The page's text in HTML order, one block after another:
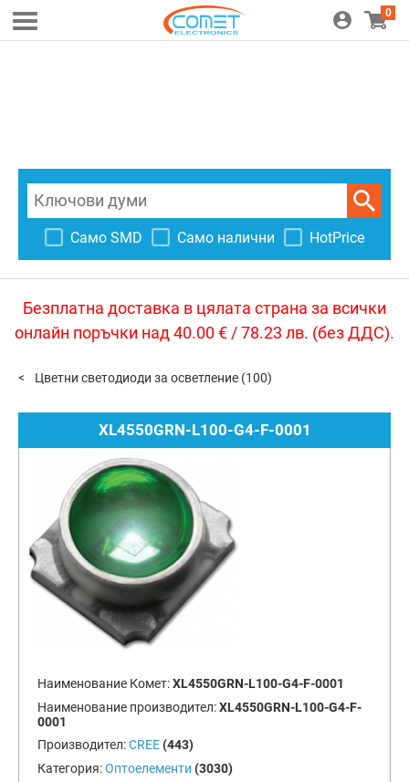
0
Само SMD Само налични HotPrice
Безплатна доставка в цялата страна за всички
онлайн поръчки над 40.00 € / 78.23 лв. (без ДДС).
Цветни светодиоди за осветление (100)
XL4550GRN-L100-G4-F-0001
Наименование Комет:XL4550GRN-L100-G4-F-0001
Наименование производител:XL4550GRN-L100-G4-F-
0001
Производител:CREE (443)
Категория:Оптоелементи (3030)